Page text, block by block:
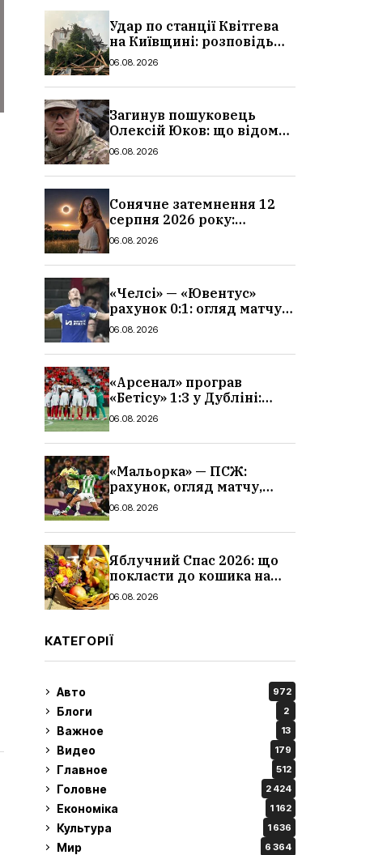
Удар по станції Квітгева
на Київщині: розповідь
очевидців, як вісім людей
сталося
06.08.2026
Загинув пошуковець
Олексій Юков: що відомо
про його роботу, хто він
06.08.2026
Сонячне затемнення 12
серпня 2026 року:
гороскоп, кому із знаків
06.08.2026
«Челсі» — «Ювентус»
рахунок 0:1: огляд матчу
та вихід Мудрика
06.08.2026
«Арсенал» програв
«Бетісу» 1:3 у Дубліні:
огляд матчу та всі голи
06.08.2026
«Мальорка» — ПСЖ:
рахунок, огляд матчу,
голи та склад парижан
06.08.2026
Яблучний Спас 2026: що
покласти до кошика на
освячення, які фрукти,
06.08.2026
КАТЕГОРІЇ
Авто 972
Блоги 2
Важное 13
Видео 179
Главное 512
Головне 2 424
Економіка 1 162
Культура 1 636
Мир 6 364